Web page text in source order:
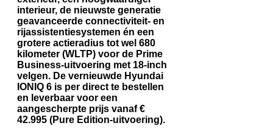
interieur, de nieuwste generatie
geavanceerde connectiviteit- en
rijassistentiesystemen én een
grotere actieradius tot wel 680
kilometer (WLTP) voor de Prime
Business-uitvoering met 18-inch
velgen. De vernieuwde Hyundai
IONIQ 6 is per direct te bestellen
en leverbaar voor een
aangescherpte prijs vanaf €
42.995 (Pure Edition-uitvoering).